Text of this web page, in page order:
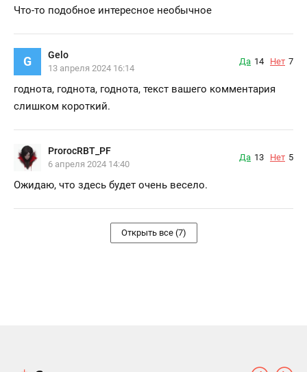
Что-то подобное интересное необычное
G Gelo
13 апреля 2024 16:14
Да 14 Нет 7
годнота, годнота, годнота, текст вашего комментария
слишком короткий.
ProrocRBT_PF
6 апреля 2024 14:40
Да 13 Нет 5
Ожидаю, что здесь будет очень весело.
Открыть все (7)